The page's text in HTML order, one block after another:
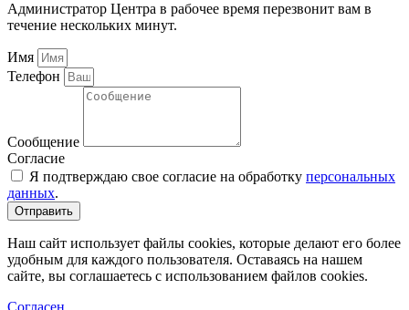
Администратор Центра в рабочее время перезвонит вам в
течение нескольких минут.
Имя
Телефон
Сообщение
Согласие
Я подтверждаю свое согласие на обработку персональных
данных.
Отправить
Наш сайт использует файлы cookies, которые делают его более
удобным для каждого пользователя. Оставаясь на нашем
сайте, вы соглашаетесь с использованием файлов cookies.